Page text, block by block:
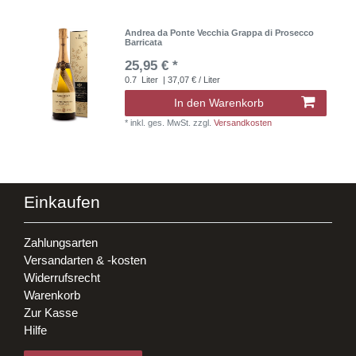
Andrea da Ponte Vecchia Grappa di Prosecco
Barricata
25,95 € *
0.7 Liter | 37,07 € / Liter
In den Warenkorb
*inkl. ges. MwSt. zzgl.Versandkosten
Einkaufen
Zahlungsarten
Versandarten & -kosten
Widerrufsrecht
Warenkorb
Zur Kasse
Hilfe